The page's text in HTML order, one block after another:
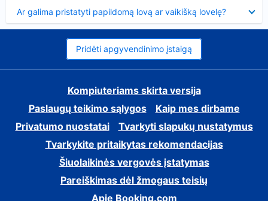
Ar galima pristatyti papildomą lovą ar vaikišką lovelę?
Pridėti apgyvendinimo įstaigą
Kompiuteriams skirta versija
Paslaugų teikimo sąlygos
Kaip mes dirbame
Privatumo nuostatai
Tvarkyti slapukų nustatymus
Tvarkykite pritaikytas rekomendacijas
Šiuolaikinės vergovės įstatymas
Pareiškimas dėl žmogaus teisių
Apie Booking.com